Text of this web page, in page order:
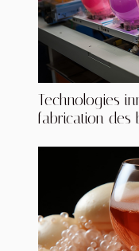
Technologies
fabrication des